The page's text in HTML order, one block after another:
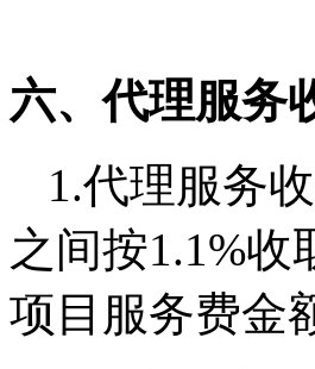
六、代理服务
1.代理服务
之间按1.1%
项目服务费金